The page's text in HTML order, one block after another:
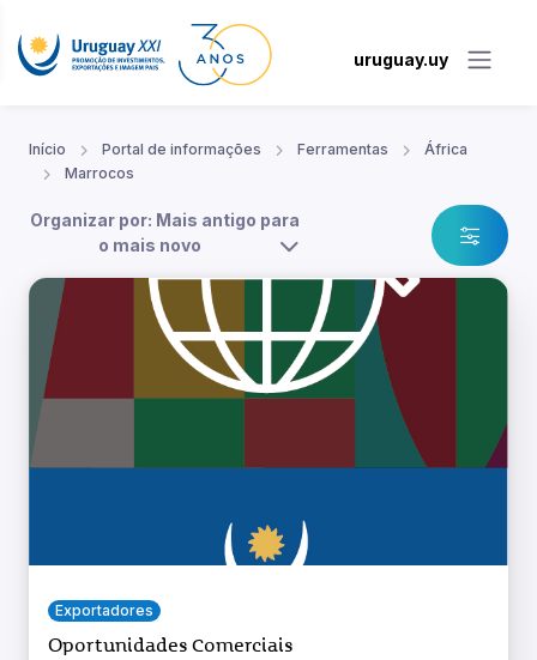
uruguay.uy
Início Portal de informações Ferramentas
África
Marrocos
Organizar por: Mais antigo para
o mais novo
Exportadores
Oportunidades Comerciais